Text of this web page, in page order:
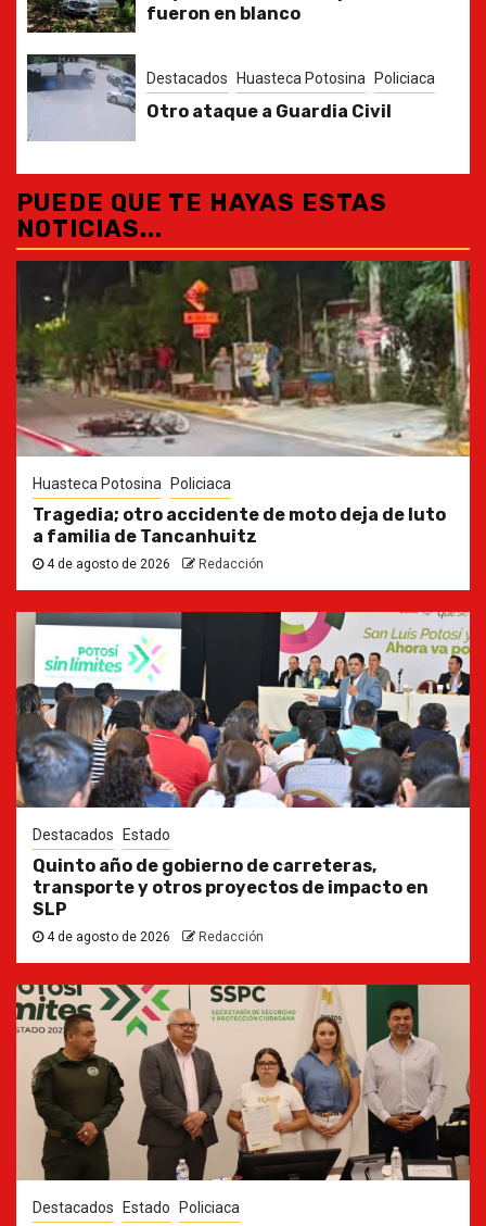
fueron en blanco
Destacados Huasteca Potosina Policiaca
Otro ataque a Guardia Civil
PUEDE QUE TE HAYAS ESTAS
NOTICIAS...
Huasteca Potosina Policiaca
Tragedia; otro accidente de moto deja de luto
a familia de Tancanhuitz
4 de agosto de 2026 Redacción
Destacados Estado
Quinto año de gobierno de carreteras,
transporte y otros proyectos de impacto en
SLP
4 de agosto de 2026 Redacción
Destacados Estado Policiaca